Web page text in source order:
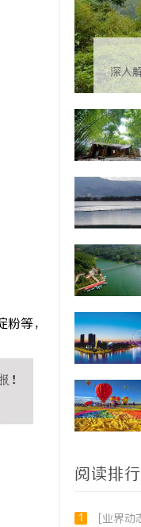
等，
深入
阅读排行
1 [业界动